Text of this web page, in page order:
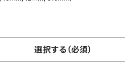
選択する（必須）